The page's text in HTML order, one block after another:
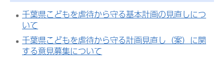
千葉県こどもを虐待から守る基本計画の見直しにつ
いて
千葉県こどもを虐待から守る計画見直し（案）に関
する意見募集について